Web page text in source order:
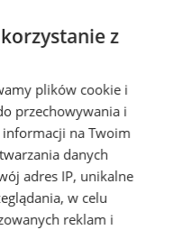
w Zabrzu
z
plików cookie i
przechowywania i
na Twoim
danych
adres IP, unikalne
w celu
reklam i